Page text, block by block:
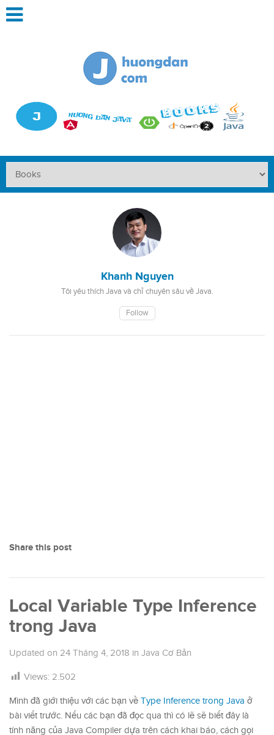
Khanh Nguyen
Tôi yêu thích Java và chỉ chuyên sâu về Java.
Follow
Share this post
Local Variable Type Inference
trong Java
Updated on 24 Tháng 4, 2018 in Java Cơ Bản
Views: 2.502
Mình đã giới thiệu với các bạn về Type Inference trong Java ở
bài viết trước. Nếu các bạn đã đọc qua thì có lẽ sẽ biết đây là
tính năng của Java Compiler dựa trên cách khai báo, cách gọi